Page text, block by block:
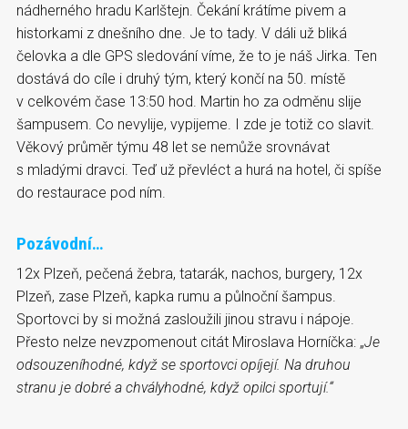
nádherného hradu Karlštejn. Čekání krátíme pivem a
historkami z dnešního dne. Je to tady. V dáli už bliká
čelovka a dle GPS sledování víme, že to je náš Jirka. Ten
dostává do cíle i druhý tým, který končí na 50. místě
v celkovém čase 13:50 hod. Martin ho za odměnu slije
šampusem. Co nevylije, vypijeme. I zde je totiž co slavit.
Věkový průměr týmu 48 let se nemůže srovnávat
s mladými dravci. Teď už převléct a hurá na hotel, či spíše
do restaurace pod ním.
Pozávodní…
12x Plzeň, pečená žebra, tatarák, nachos, burgery, 12x
Plzeň, zase Plzeň, kapka rumu a půlnoční šampus.
Sportovci by si možná zasloužili jinou stravu i nápoje.
Přesto nelze nevzpomenout citát Miroslava Horníčka: „Je
odsouzeníhodné, když se sportovci opíjejí. Na druhou
stranu je dobré a chvályhodné, když opilci sportují.“